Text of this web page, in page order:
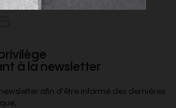
à la newsletter
afin d'être informé des dernières